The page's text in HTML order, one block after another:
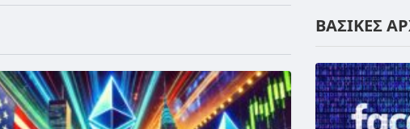
ΒΑΣΙΚΕΣ